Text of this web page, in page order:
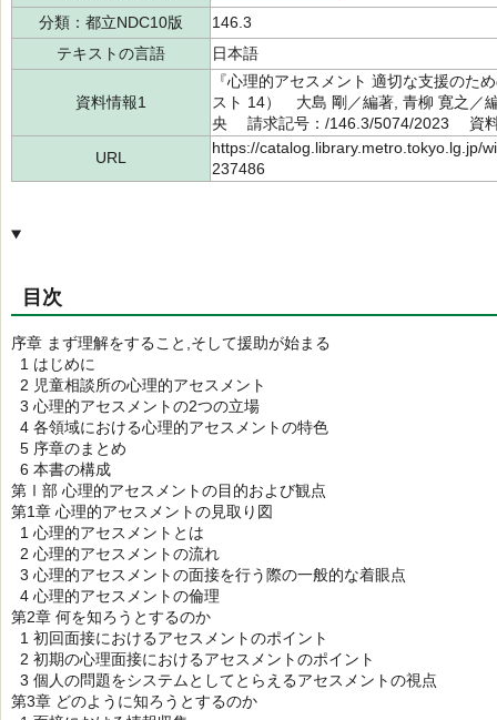
分類：都立NDC10版
146.3
テキストの言語
日本語
資料情報1
『心理的アセスメント 適切な支援のた
スト 14） 大島 剛／編著, 青柳 寛之
央 請求記号：/146.3/5074/2023 資料
URL
https://catalog.library.metro.tokyo.lg.jp/
237486
目次
序章 まず理解をすること,そして援助が始まる
1 はじめに
2 児童相談所の心理的アセスメント
3 心理的アセスメントの2つの立場
4 各領域における心理的アセスメントの特色
5 序章のまとめ
6 本書の構成
第Ⅰ部 心理的アセスメントの目的および観点
第1章 心理的アセスメントの見取り図
1 心理的アセスメントとは
2 心理的アセスメントの流れ
3 心理的アセスメントの面接を行う際の一般的な着眼点
4 心理的アセスメントの倫理
第2章 何を知ろうとするのか
1 初回面接におけるアセスメントのポイント
2 初期の心理面接におけるアセスメントのポイント
3 個人の問題をシステムとしてとらえるアセスメントの視点
第3章 どのように知ろうとするのか